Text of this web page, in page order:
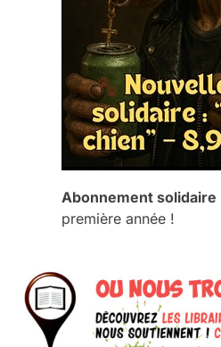
Abonnement solidaire
première année !